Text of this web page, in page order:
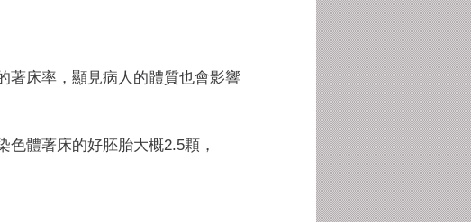
著床率， 顯見病人的體質也會影響
色體著床的好胚胎大概2.5顆，